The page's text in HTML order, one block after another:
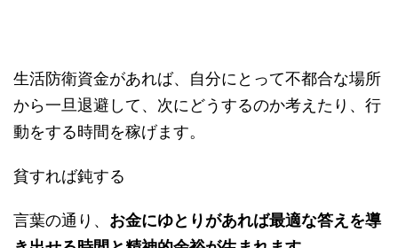
生活防衛資金があれば、自分にとって不都合な場所
から一旦退避して、次にどうするのか考えたり、行
動をする時間を稼げます。
貧すれば鈍する
言葉の通り、 お金にゆとりがあれば最適な答えを導